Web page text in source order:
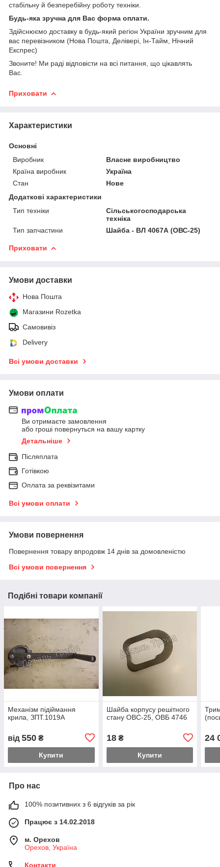
стабільну й безперебійну роботу техніки.
Будь-яка зручна для Вас форма оплати.
Здійснюємо доставку в будь-який регіон України зручним для
вас перевізником (Нова Пошта, Делівері, Ін-Тайм, Нічний
Експрес)
Звоните! Ми раді відповісти на всі питання, що цікавлять
Вас.
Приховати
Характеристики
Основні
Виробник
Власне виробництво
Країна виробник
Україна
Стан
Нове
Додаткові характеристики
Тип техніки
Сільськогосподарська
техніка
Тип запчастини
Шайба - ВЛ 4067А (ОВС-25)
Приховати
Умови доставки
Нова Пошта
Магазини Rozetka
Самовивіз
Delivery
Всі умови доставки
Умови оплати
Ви отримаєте замовлення
або гроші повернуться на вашу картку
Детальніше
Післяплата
Готівкою
Оплата за реквізитами
Всі умови оплати
Умови повернення
Повернення товару впродовж 14 днів за домовленістю
Всі умови повернення
Подібні товари компанії
Механізм підіймання
крила, ЗПТ.1019А
від 550 ₴
Купити
Шайба корпусу решітного
стану ОВС-25, ОВБ 4746
18₴
Купити
24
Про нас
100% позитивних з 6 відгуків за рік
Працює з 14.02.2018
м. Орехов
Орехов, Україна
Контакти